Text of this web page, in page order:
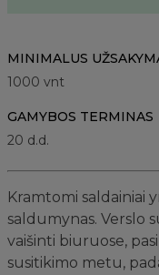
MINIMALUS
1000 vnt
GAMYBOS TERMINAS
20 d.d.
Kramtomi saldainiai
saldumynas. Verslo
vaišinti biuruose,
susitikimo metu,